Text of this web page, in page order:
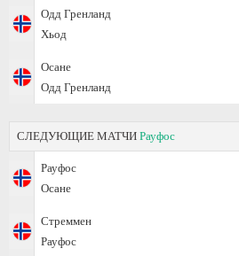
Одд Гренланд
Хьод
Осане
Одд Гренланд
СЛЕДУЮЩИЕ МАТЧИ Рауфос
Рауфос
Осане
Стреммен
Рауфос